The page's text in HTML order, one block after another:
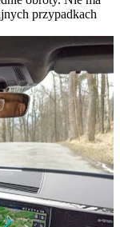
przypadkach